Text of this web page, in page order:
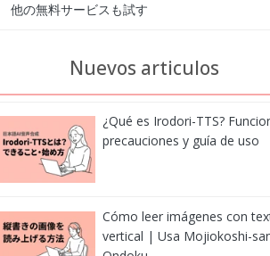
他の無料サービスも試す
Nuevos articulos
¿Qué es Irodori-TTS?
precauciones y guía de uso
Cómo leer imágenes con
vertical | Usa Mojiokoshi-